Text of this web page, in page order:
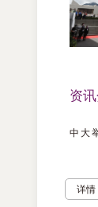
资
中大
详情